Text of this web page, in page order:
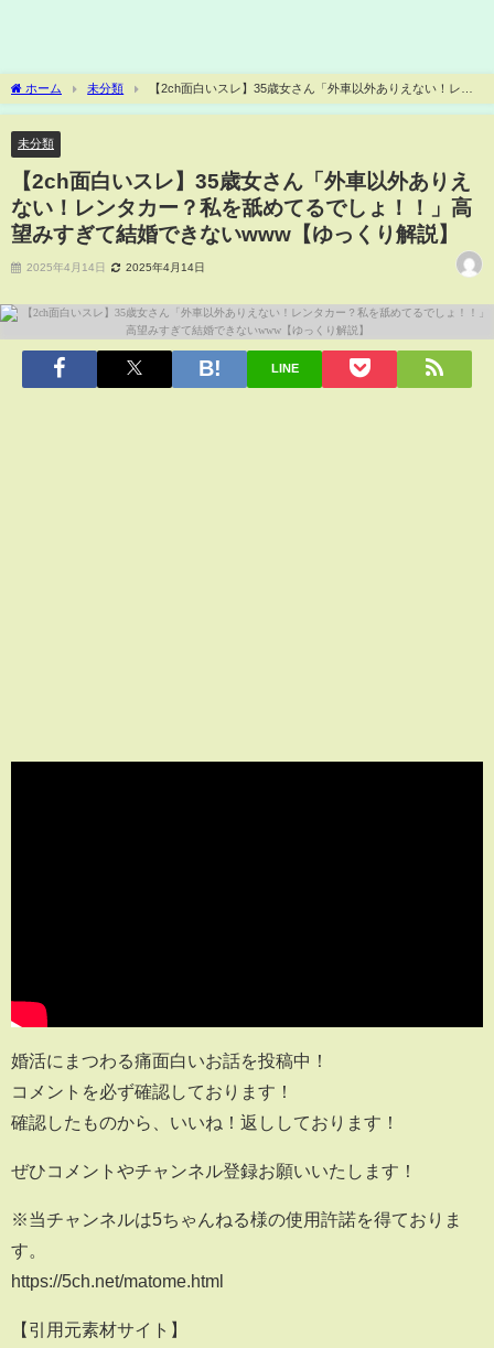
ホーム 未分類
【2ch面白いスレ】35歳女さん「外車以外ありえない！レン
タカー？私を舐めてるでしょ！！」高望みすぎて結婚できないwww【ゆっくり解説】
未分類
【2ch面白いスレ】35歳女さん「外車以外ありえ
ない！レンタカー？私を舐めてるでしょ！！」高
望みすぎて結婚できないwww【ゆっくり解説】
2025年4月14日 2025年4月14日
LINE
婚活にまつわる痛面白いお話を投稿中！
コメントを必ず確認しております！
確認したものから、いいね！返ししております！
ぜひコメントやチャンネル登録お願いいたします！
※当チャンネルは5ちゃんねる様の使用許諾を得ておりま
す。
https://5ch.net/matome.html
【引用元素材サイト】